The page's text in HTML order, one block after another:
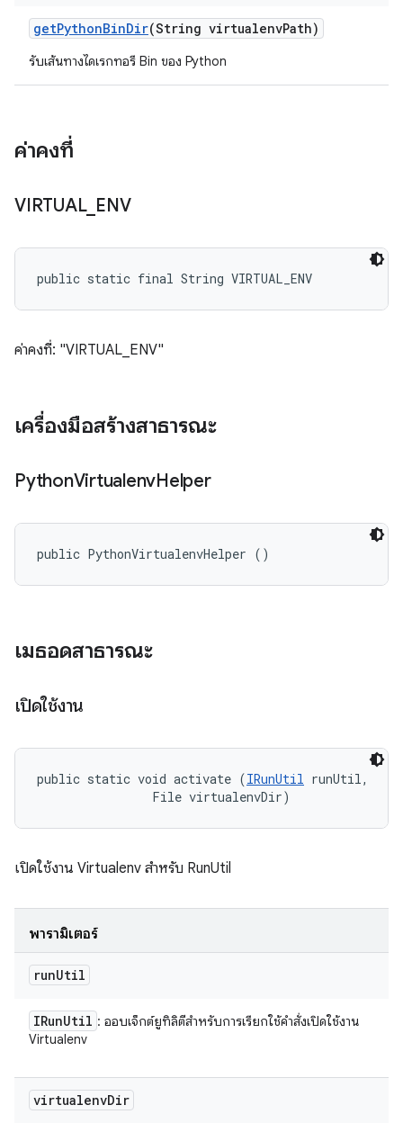
getPythonBinDir(String virtualenvPath)
รับเส้นทางไดเรกทอรี Bin ของ Python
ค่าคงที่
VIRTUAL_ ENV
public static final String VIRTUAL_ENV
ค่าคงที่: "VIRTUAL_ENV"
เครื่องมือสร้างสาธารณะ
PythonVirtualenvHelper
public PythonVirtualenvHelper ()
เมธอดสาธารณะ
เปิดใช้งาน
public static void activate (IRunUtil runUtil,
                File virtualenvDir)
เปิดใช้งาน Virtualenv สำหรับ RunUtil
พารามิเตอร์
runUtil
IRunUtil : ออบเจ็กต์ยูทิลิตีสำหรับการเรียกใช้คำสั่งเปิดใช้งาน
Virtualenv
virtualenvDir